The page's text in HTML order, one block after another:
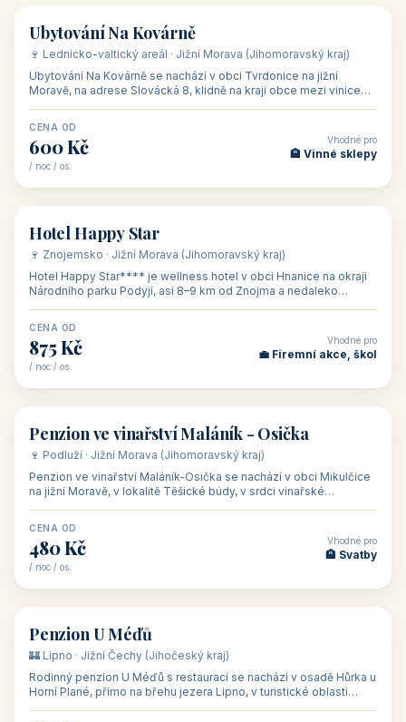
🏡 penzion
Ubytování Na Kovárně
🍷 Lednicko-valtický areál · Jižní Morava (Jihomoravský kraj)
Ubytování Na Kovárně se nachází v obci Tvrdonice na jižní
Moravě, na adrese Slovácká 8, klidně na kraji obce mezi vinicemi,
CENA OD
600 Kč
/ noc / os.
Vhodné pro
🏨 Vinné sklepy
🏨 hotel
Hotel Happy Star
🍷 Znojemsko · Jižní Morava (Jihomoravský kraj)
Hotel Happy Star**** je wellness hotel v obci Hnanice na okraji
Národního parku Podyjí, asi 8–9 km od Znojma a nedaleko
CENA OD
875 Kč
/ noc / os.
Vhodné pro
💼 Firemní akce, škol
🏡 penzion
Penzion ve vinařství Maláník - Osička
🍷 Podluží · Jižní Morava (Jihomoravský kraj)
Penzion ve vinařství Maláník-Osička se nachází v obci Mikulčice
na jižní Moravě, v lokalitě Těšické búdy, v srdci vinařské
CENA OD
480 Kč
/ noc / os.
Vhodné pro
🏨 Svatby
🏡 penzion
Penzion U Méďů
🏰 Lipno · Jižní Čechy (Jihočeský kraj)
Rodinný penzion U Méďů s restaurací se nachází v osadě Hůrka u
Horní Plané, přímo na břehu jezera Lipno, v turistické oblasti